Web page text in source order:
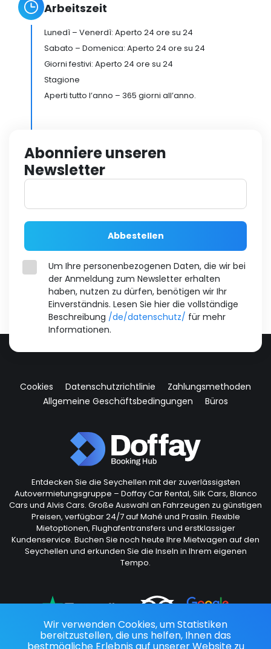
Arbeitszeit
Lunedì – Venerdì: Aperto 24 ore su 24
Sabato – Domenica: Aperto 24 ore su 24
Giorni festivi: Aperto 24 ore su 24
Stagione
Aperti tutto l’anno – 365 giorni all’anno.
Abonniere unseren
Newsletter
Abbestellen
Um Ihre personenbezogenen Daten, die wir bei
der Anmeldung zum Newsletter erhalten
haben, nutzen zu dürfen, benötigen wir Ihr
Einverständnis. Lesen Sie hier die vollständige
Beschreibung /de/datenschutz/ für mehr
Informationen.
Cookies Datenschutzrichtlinie
Zahlungsmethoden
Allgemeine Geschäftsbedingungen
Büros
Entdecken Sie die Seychellen mit der zuverlässigsten
Autovermietungsgruppe – Doffay Car Rental, Silk Cars, Blanco
Cars und Alvis Cars. Große Auswahl an Fahrzeugen zu günstigen
Preisen, verfügbar 24/7 auf Mahé und Praslin. Flexible
Mietoptionen, Flughafentransfers und erstklassiger
Kundenservice. Buchen Sie noch heute Ihre Mietwagen auf den
Seychellen und erkunden Sie die Inseln in Ihrem eigenen
Tempo.
Wir verwenden Cookies, um Statistiken
bereitzustellen, die uns helfen, Ihnen das